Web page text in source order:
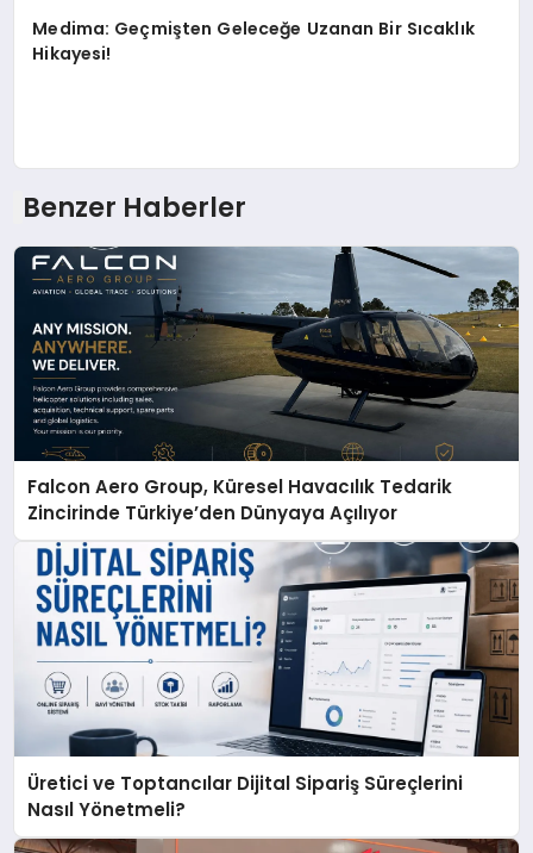
Medima: Geçmişten Geleceğe Uzanan Bir Sıcaklık
Hikayesi!
Benzer Haberler
Falcon Aero Group, Küresel Havacılık Tedarik
Zincirinde Türkiye’den Dünyaya Açılıyor
Üretici ve Toptancılar Dijital Sipariş Süreçlerini
Nasıl Yönetmeli?